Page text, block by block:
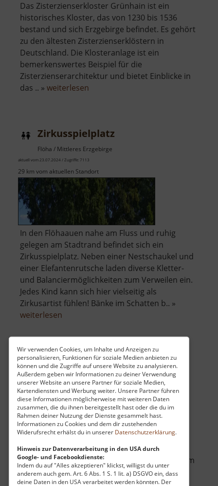
Wir verwenden Cookies, um Inhalte und Anzeigen zu
personalisieren, Funktionen für soziale Medien anbieten zu
können und die Zugriffe auf unsere Website zu analysieren.
Außerdem geben wir Informationen zu deiner Verwendung
unserer Website an unsere Partner für soziale Medien,
Kartendiensten und Werbung weiter. Unsere Partner führen
diese Informationen möglicherweise mit weiteren Daten
zusammen, die du ihnen bereitgestellt hast oder die du im
Rahmen deiner Nutzung der Dienste gesammelt hast.
Informationen zu Cookies und dem dir zustehenden
Widerufsrecht erhälst du in unserer Datenschutzerklärung.
Hinweis zur Datenverarbeitung in den USA durch
Google- und Facebookdienste:
Indem du auf "Alles akzeptieren" klickst, willigst du unter
anderem auch gem. Art. 6 Abs. 1 S. 1 lit. a) DSGVO ein, dass
deine Daten in den USA verarbeitet werden könnten. Der
Das Zisterzienserkloster Grünhain ist ein
historisches Kloster, das von 1230 bis 1536
bestand und sich Erzgebirge befindet. Es gehört
zu den ältesten Zisterzienserklöstern in
Deutschland. Die Klosteranlage ist ein
bemerkenswertes Beispiel für die
Zisterzienserarchitektur und bietet Einblicke in
das .. » weiterlesen
Zirkusspielplatz
Flöha / Mittleres Erzgebirge
aktuell vom 23.07.2024 / Zugriffe: 7113
29 km vom aktuellen Standort
In den Flöhaauen nahe am Fluss und ruhig
gelegen am Stadtrand befindet sich ein
Zirkusspielplatz. Neben einer Nestschaukel und
einer Elefantenrutsche laden diverse Kletter-
und Balanciermöglichkeiten zum Verweilen ein.
Jedes Kind kann sich hier vielseitig als
Zirkusartist fühlen! Bänke im Schatten b.. »
weiterlesen
ZipLine Klíny
Böhmisches Erzgebirge
40 km vom aktuellen Standort
Die länge ZipLine in Tschechien befindet sich im
Erzgebirge. Was kann man sich eigentlich
drunter vorstellen? Ein langes Stahlseil -